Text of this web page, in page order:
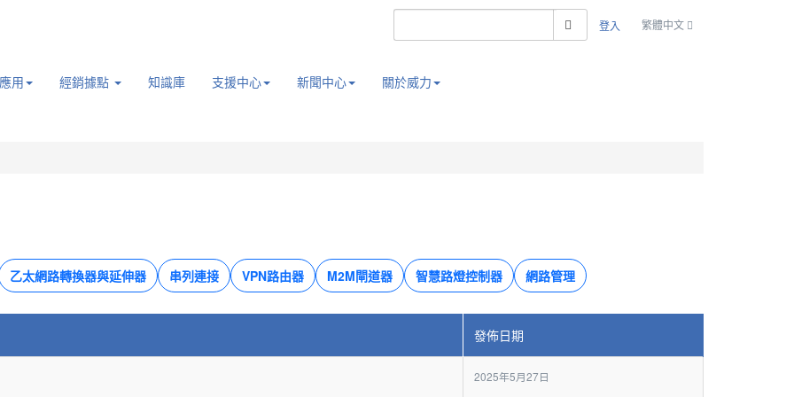
搜索
登入 繁體中文
用 經銷據點 知識庫 支援中心 新聞中心 關於威力
乙太網路轉換器與延伸器 串列連接 VPN路由器 M2M閘道器 智慧路燈控制器 網路管理
發佈日期
2025年5月27日